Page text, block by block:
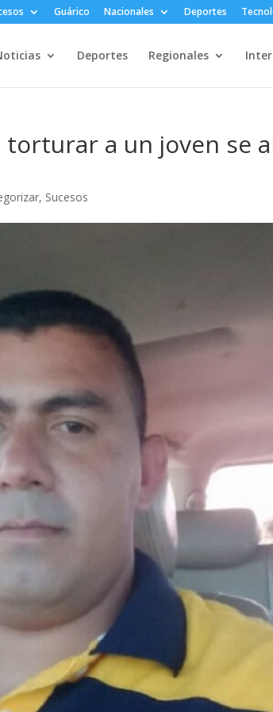
Guárico Nacionales Deportes
Deportes Regionales
torturar a un joven se
, Sucesos